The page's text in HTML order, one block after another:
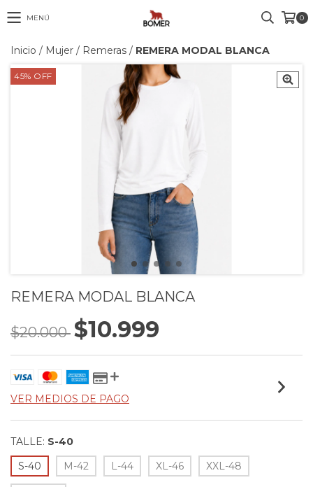
MENÚ 0
Inicio / Mujer / Remeras / REMERA MODAL BLANCA
45% OFF
REMERA MODAL BLANCA
$20.000 $10.999
VER MEDIOS DE PAGO
TALLE: S-40
S-40
M-42 L-44 XL-46 XXL-48